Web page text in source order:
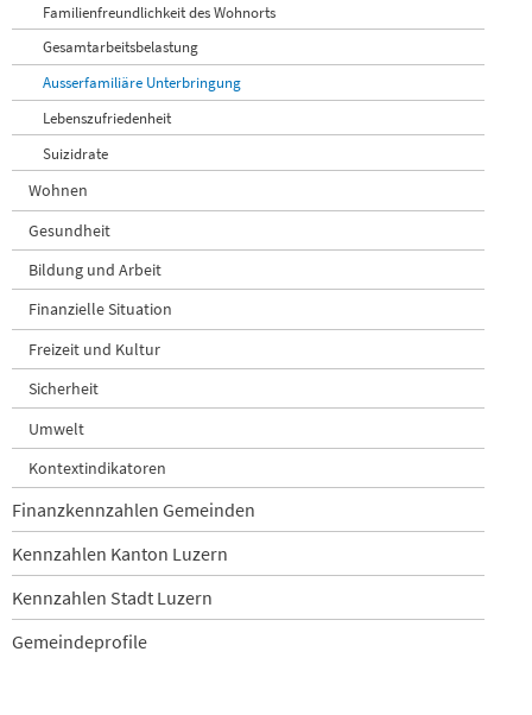
Familienfreundlichkeit des Wohnorts
Gesamtarbeitsbelastung
Ausserfamiliäre Unterbringung
Lebenszufriedenheit
Suizidrate
Wohnen
Gesundheit
Bildung und Arbeit
Finanzielle Situation
Freizeit und Kultur
Sicherheit
Umwelt
Kontextindikatoren
Finanzkennzahlen Gemeinden
Kennzahlen Kanton Luzern
Kennzahlen Stadt Luzern
Gemeindeprofile